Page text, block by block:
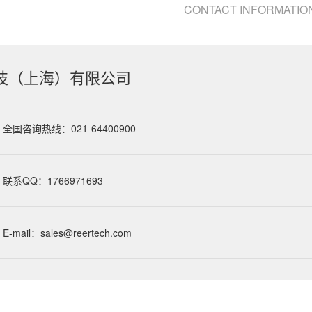
CONTACT
（上海）有限公司
全国咨询热线：021-64400900
联系QQ：1766971693
E-mail：sales@reertech.com